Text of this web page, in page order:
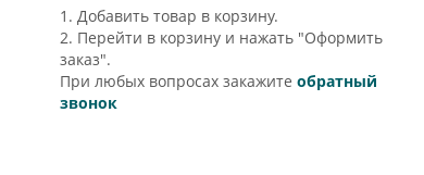
1. Добавить товар в корзину.
2. Перейти в корзину и нажать "Оформить
заказ".
При любых вопросах закажитеобратный
звонок